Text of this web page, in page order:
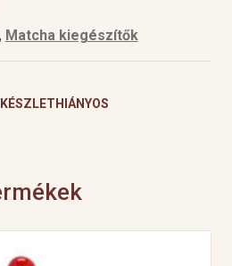
Matcha kiegészítők
KÉSZLETHIÁNYOS